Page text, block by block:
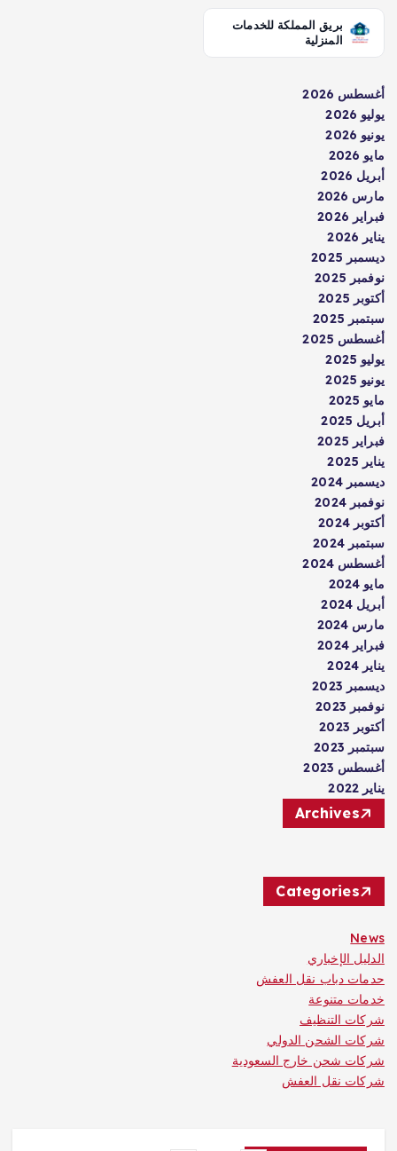
بريق المملكة للخدمات
المنزلية
2026
2026
2026
2026
2026
2026
2025
2025
2025
2025
2025
2025
2025
2025
2025
2024
2024
2024
2024
2024
2024
2024
2024
2023
2023
2023
2023
2023
Archives
Categories
الإخباري
دباب نقل العفش
متنوعة
التنظيف
الشحن الدولي
شحن خارج السعودية
نقل العفش